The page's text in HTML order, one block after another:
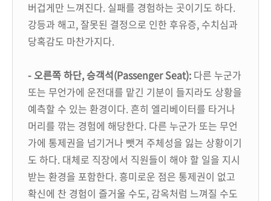
버겁게만 느껴진다. 실패를 경험하는 곳이기도 하다.
강등과 해고, 잘못된 결정으로 인한 후유증, 수치심과
당혹감도 마찬가지다.
- 오른쪽 하단, 승객석(Passenger Seat): 다른 누군가
또는 무언가에 운전대를 맡긴 기분이 들지라도 상황을
예측할 수 있는 환경이다. 흔히 엘리베이터를 타거나
머리를 깎는 경험에 해당한다. 다른 누군가 또는 무언
가에 통제권을 넘기거나 뺏겨 주체성을 잃는 상황이기
도 하다. 대체로 직장에서 직원들이 해야 할 일을 지시
받는 환경을 포함한다. 흥미로운 점은 통제권이 없고
확신에 찬 경험이 즐거울 수도, 감옥처럼 느껴질 수도